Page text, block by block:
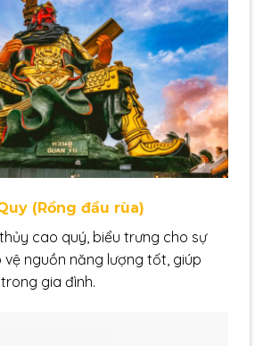
(Rồng đầu rùa)
cao quý, biểu trưng cho sự
nguồn năng lượng tốt, giúp
gia đình.